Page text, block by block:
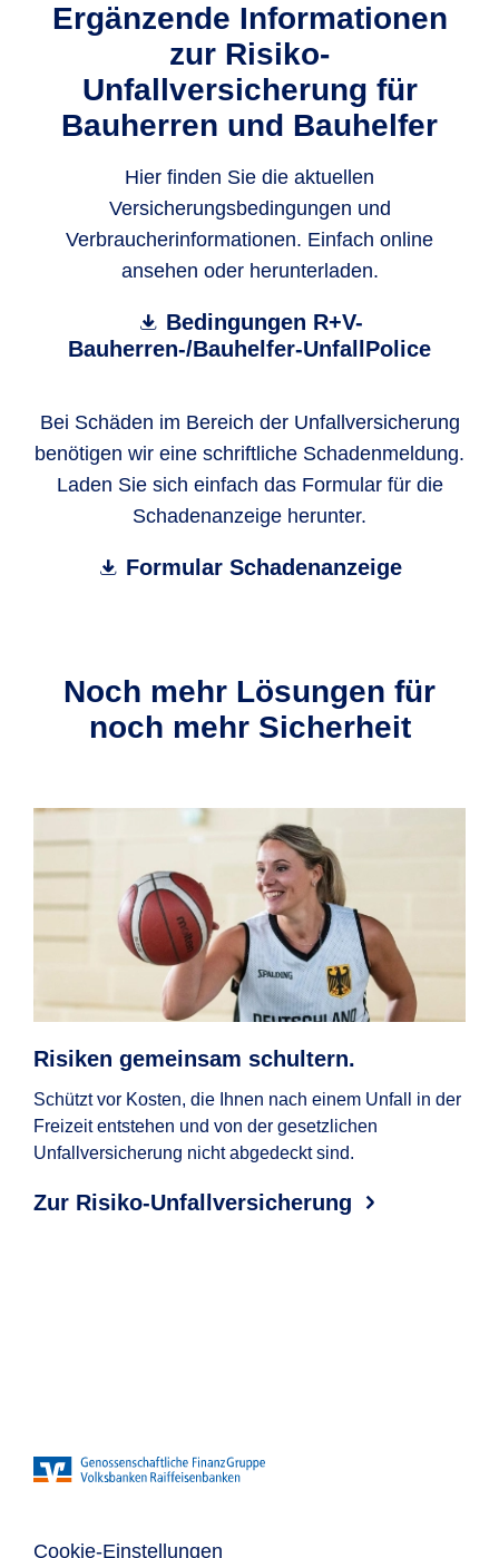
Ergänzende Informationen
zur Risiko-
Unfallversicherung für
Bauherren und Bauhelfer
Hier finden Sie die aktuellen
Versicherungsbedingungen und
Verbraucherinformationen. Einfach online
ansehen oder herunterladen.
Bedingungen R+V-
Bauherren-/Bauhelfer-UnfallPolice
Bei Schäden im Bereich der Unfallversicherung
benötigen wir eine schriftliche Schadenmeldung.
Laden Sie sich einfach das Formular für die
Schadenanzeige herunter.
Formular Schadenanzeige
Noch mehr Lösungen für
noch mehr Sicherheit
Risiken gemeinsam schultern.
Schützt vor Kosten, die Ihnen nach einem Unfall in der
Freizeit entstehen und von der gesetzlichen
Unfallversicherung nicht abgedeckt sind.
Zur Risiko-Unfallversicherung
Cookie-Einstellungen